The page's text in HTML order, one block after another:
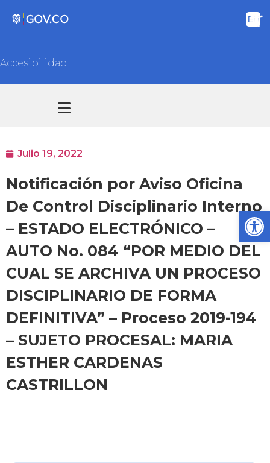
Accesibilidad
Julio 19, 2022
Notificación por Aviso Oficina
De Control Disciplinario Interno
– ESTADO ELECTRÓNICO –
AUTO No. 084 “POR MEDIO DEL
CUAL SE ARCHIVA UN PROCESO
DISCIPLINARIO DE FORMA
DEFINITIVA” – Proceso 2019-194
– SUJETO PROCESAL: MARIA
ESTHER CARDENAS
CASTRILLON